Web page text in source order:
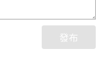
發布